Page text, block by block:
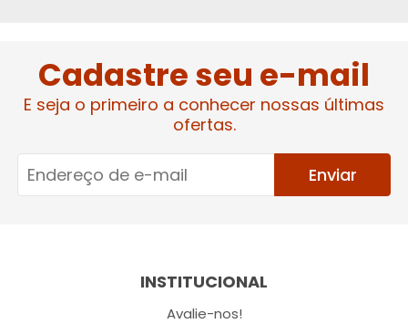
Cadastre seu e-mail
E seja o primeiro a conhecer nossas últimas
ofertas.
Enviar
INSTITUCIONAL
Avalie-nos!